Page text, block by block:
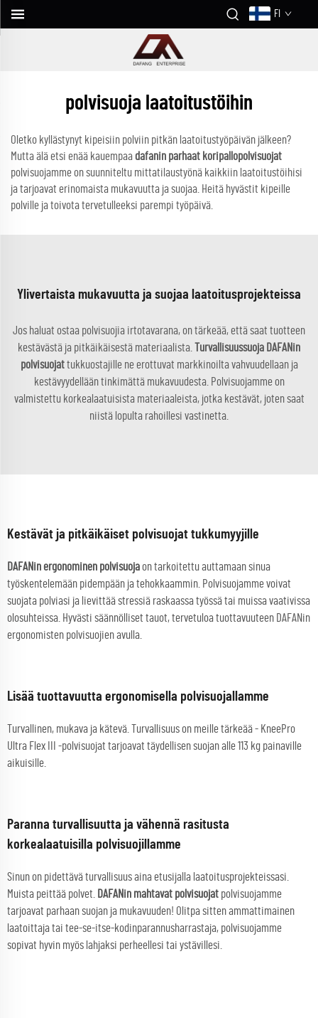
FI
polvisuoja laatoitustöihin
Oletko kyllästynyt kipeisiin polviin pitkän laatoitustyöpäivän jälkeen?
Mutta älä etsi enää kauempaadafanin parhaat koripallopolvisuojat
polvisuojamme on suunniteltu mittatilaustyönä kaikkiin laatoitustöihisi
ja tarjoavat erinomaista mukavuutta ja suojaa. Heitä hyvästit kipeille
polville ja toivota tervetulleeksi parempi työpäivä.
Ylivertaista mukavuutta ja suojaa laatoitusprojekteissa
Jos haluat ostaa polvisuojia irtotavarana, on tärkeää, että saat tuotteen
kestävästä ja pitkäikäisestä materiaalista. Turvallisuussuoja DAFANin
polvisuojattukkuostajille ne erottuvat markkinoilta vahvuudellaan ja
kestävyydellään tinkimättä mukavuudesta. Polvisuojamme on
valmistettu korkealaatuisista materiaaleista, jotka kestävät, joten saat
niistä lopulta rahoillesi vastinetta.
Kestävät ja pitkäikäiset polvisuojat tukkumyyjille
DAFANin ergonominen polvisuojaon tarkoitettu auttamaan sinua
työskentelemään pidempään ja tehokkaammin. Polvisuojamme voivat
suojata polviasi ja lievittää stressiä raskaassa työssä tai muissa vaativissa
olosuhteissa. Hyvästi säännölliset tauot, tervetuloa tuottavuuteen DAFANin
ergonomisten polvisuojien avulla.
Lisää tuottavuutta ergonomisella polvisuojallamme
Turvallinen, mukava ja kätevä. Turvallisuus on meille tärkeää - KneePro
Ultra Flex III -polvisuojat tarjoavat täydellisen suojan alle 113 kg painaville
aikuisille.
Paranna turvallisuutta ja vähennä rasitusta
korkealaatuisilla polvisuojillamme
Sinun on pidettävä turvallisuus aina etusijalla laatoitusprojekteissasi.
Muista peittää polvet. DAFANin mahtavat polvisuojat polvisuojamme
tarjoavat parhaan suojan ja mukavuuden! Olitpa sitten ammattimainen
laatoittaja tai tee-se-itse-kodinparannusharrastaja, polvisuojamme
sopivat hyvin myös lahjaksi perheellesi tai ystävillesi.